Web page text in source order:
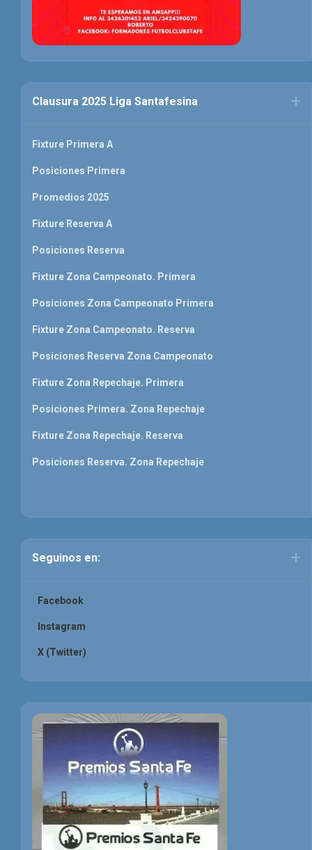
Clausura 2025 Liga Santafesina
Fixture Primera A
Posiciones Primera
Promedios 2025
Fixture Reserva A
Posiciones Reserva
Fixture Zona Campeonato. Primera
Posiciones Zona Campeonato Primera
Fixture Zona Campeonato. Reserva
Posiciones Reserva Zona Campeonato
Fixture Zona Repechaje. Primera
Posiciones Primera. Zona Repechaje
Fixture Zona Repechaje. Reserva
Posiciones Reserva. Zona Repechaje
Seguinos en:
Facebook
Instagram
X (Twitter)